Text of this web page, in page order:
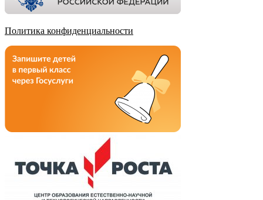
Политика конфиденциальности